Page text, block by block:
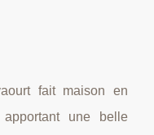
fait maison en
une belle